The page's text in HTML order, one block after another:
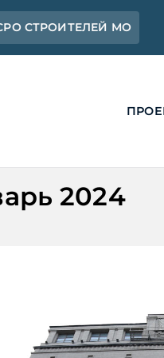
СТРОИТЕЛЕЙ МО
2024